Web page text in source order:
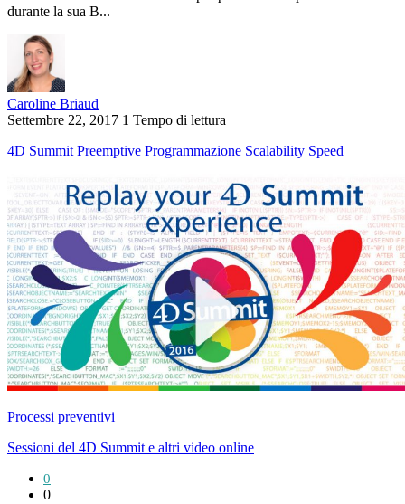
durante la sua B...
Caroline Briaud
Settembre 22, 2017 1 Tempo di lettura
4D Summit Preemptive Programmazione Scalability Speed
Processi preventivi
Sessioni del 4D Summit e altri video online
0
0